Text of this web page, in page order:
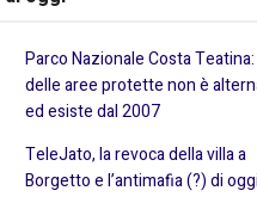
Parco Nazionale Costa
delle aree protette non è
ed esiste dal 2007
TeleJato, la revoca della villa a
Borgetto e l’antimafia (?) di oggi